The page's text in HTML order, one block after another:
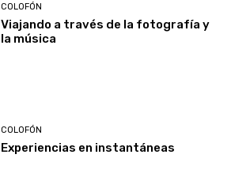
COLOFÓN
Viajando a través de la fotografía y
la música
COLOFÓN
Experiencias en instantáneas